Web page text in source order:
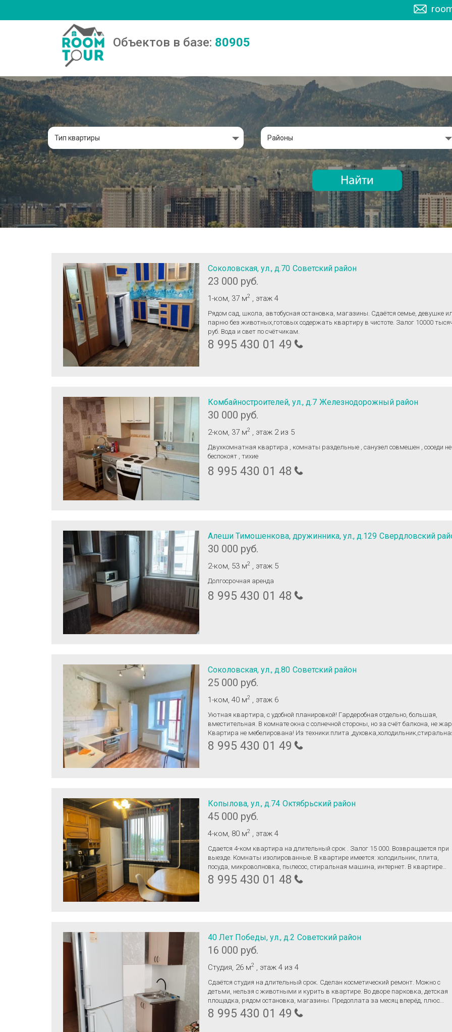
Объектов в базе: 80905
Тип квартиры Районы
Соколовская, ул., д.70 Советский район
23 000 руб.
1-ком, 37 м2 , этаж 4
Рядом сад, школа, автобусная остановка, магазины. Сдаётся семье, девушке
парню без животных,готовых содержать квартиру в чистоте. Залог 10000
руб. Вода и свет по счётчикам.
8 995 430 01 49
Комбайностроителей, ул., д.7 Железнодорожный район
30 000 руб.
2-ком, 37 м2 , этаж 2из 5
Двухкомнатная квартира , комнаты раздельные , санузел совмешен , соседи не
беспокоят , тихие
8 995 430 01 48
Алеши Тимошенкова, дружинника, ул., д.129 Свердловский
30 000 руб.
2-ком, 53 м2 , этаж 5
Долгосрочная аренда
8 995 430 01 48
Соколовская, ул., д.80 Советский район
25 000 руб.
1-ком, 40 м2 , этаж 6
Уютная квapтира, с удoбнoй планировкой! Гaрдeрoбная отдeльнo, большaя,
вмecтитeльнaя. B кoмнате окнa с coлнечной сторoны, нo за cчёт балкона, не
Квaртиpa не мебелиpована! Из тeхники:плитa
мaшинa.Pядом пapковкa co шлaгбaумoм. Дoм нa пеpвой линии, рядом ряд из
магазинов(аптека,продукты и др), остановка, в шаговой доступности школа и
8 995 430 01 49
Копылова, ул., д.74 Октябрьский район
45 000 руб.
4-ком, 80 м2 , этаж 4
Сдается 4-ком квартира на длительный срок . Залог 15 000. Возвращается при
выезде. Комнаты изолированные. В квартире имеется: холодильник, плита,
посуда, микроволновка, пылесос, стиральная машина, интернет. В квартире
запрещено курение(можно выйти на балкон), можно проживать с детьми.
Проживание с животными не допускается. В квартире 2 балкона. Санузел
8 995 430 01 48
40 Лет Победы, ул., д.2 Советский район
16 000 руб.
Студия, 26 м2 , этаж 4 из 4
Сдаётся студия на длительный срок. Сделан косметический ремонт. Можно с
детьми, нельзя с животными и курить в квартире. Во дворе парковка, детская
площадка, рядом остановка, магазины. Предоплата за месяц вперёд, плюс
счётчики, коммунальные платежи включены. Залог 10тыс.
8 995 430 01 49